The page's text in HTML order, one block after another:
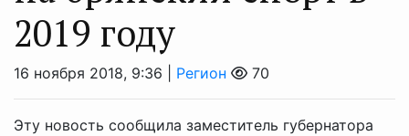
2019 году
16 ноября 2018, 9:36 | Регион 70
Эту новость сообщила заместитель губернатора